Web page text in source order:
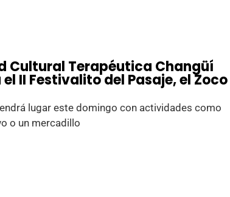
Cultural Terapéutica Changüí
II Festivalito del Pasaje, el Zoco
lugar este domingo con actividades como
o un mercadillo